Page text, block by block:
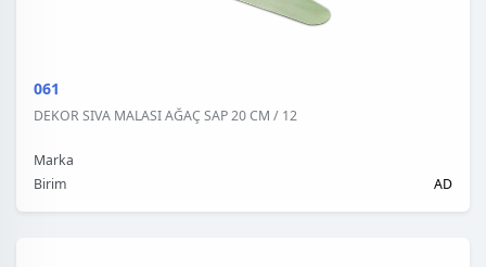
061
DEKOR SIVA MALASI AĞAÇ SAP 20 CM / 12
Marka
Birim
AD